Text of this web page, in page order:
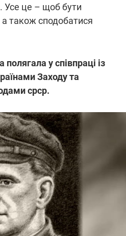
Усе це – щоб бути
а також сподобатися
у співпраці із
Заходу та
срср.